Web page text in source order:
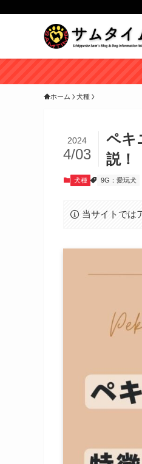
ホーム 犬種
ペキ
説！
2024
4/03
犬種 9G：愛玩犬
当サイトでは